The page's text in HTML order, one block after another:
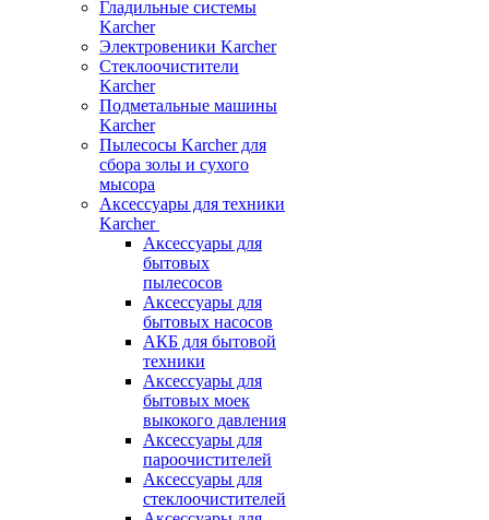
Гладильные системы
Karcher
Электровеники Karcher
Стеклоочистители
Karcher
Подметальные машины
Karcher
Пылесосы Karcher для
сбора золы и сухого
мысора
Аксессуары для техники
Karcher
Аксессуары для
бытовых
пылесосов
Аксессуары для
бытовых насосов
АКБ для бытовой
техники
Аксессуары для
бытовых моек
выкокого давления
Аксессуары для
пароочистителей
Аксессуары для
стеклоочистителей